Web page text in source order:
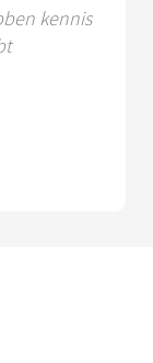
kennis